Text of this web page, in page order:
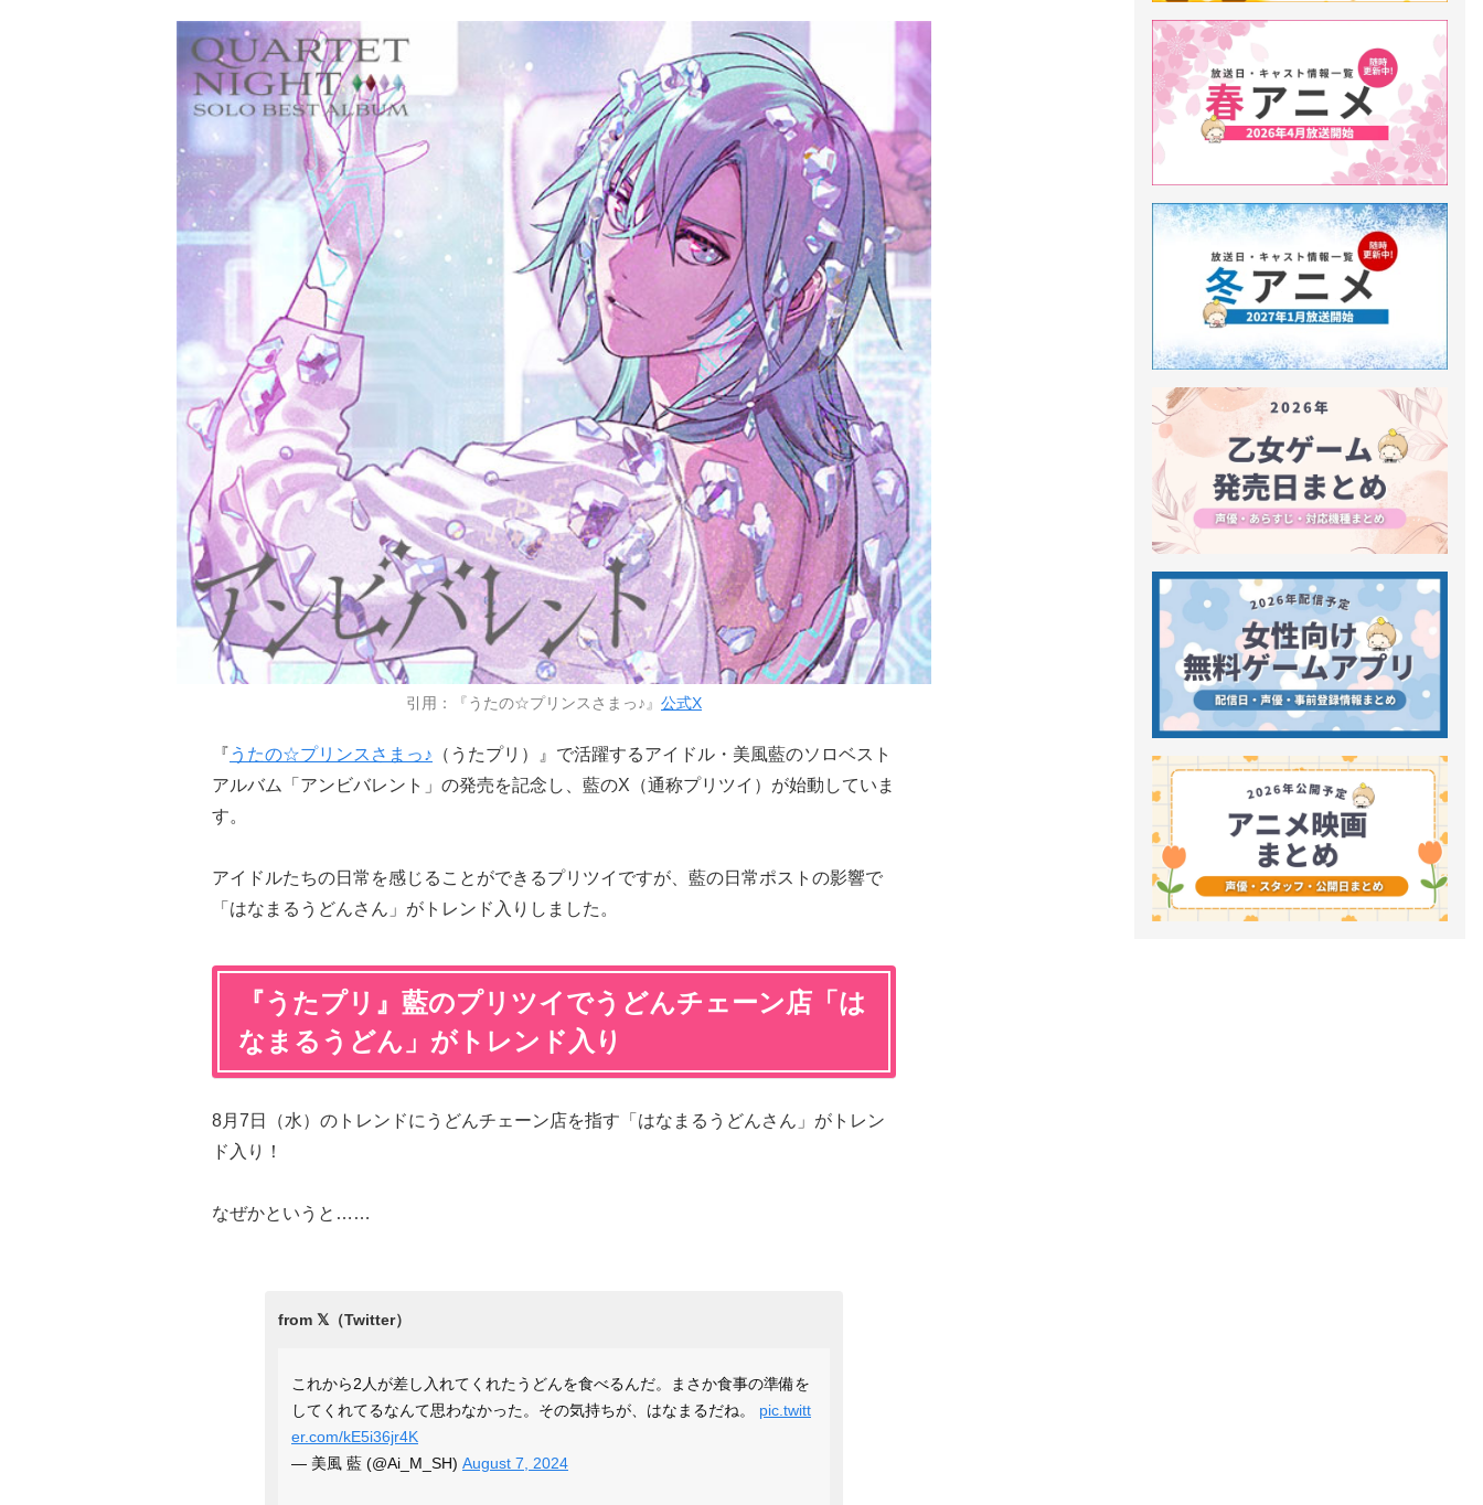
引用：『うたの☆プリンスさまっ♪』 公式X
『 うたの☆プリンスさまっ♪ （うたプリ）』で活躍するアイドル・美風藍のソロベスト
アルバム「アンビバレント」の発売を記念し、藍のX（通称プリツイ）が始動していま
す。
アイドルたちの日常を感じることができるプリツイですが、藍の日常ポストの影響で
「はなまるうどんさん」がトレンド入りしました。
『うたプリ』藍のプリツイでうどんチェーン店「は
なまるうどん」がトレンド入り
8月7日（水）のトレンドにうどんチェーン店を指す「はなまるうどんさん」がトレン
ド入り！
なぜかというと……
これから2人が差し入れてくれたうどんを食べるんだ。まさか食事の準備を
してくれてるなんて思わなかった。その気持ちが、はなまるだね。 pic.twitt
er.com/kE5i36jr4K
— 美風 藍 (@Ai_M_SH) August 7, 2024